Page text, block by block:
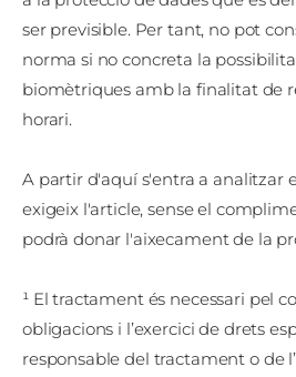
ser previsible. Per tant, no pot
norma si no concreta la
biomètriques amb la finalitat de
horari.
A partir d'aquí s'entra a analitzar
exigeix l'article, sense el
podrà donar l'aixecament de la
¹ El tractament és necessari pel
obligacions i l’exercici de drets
responsable del tractament o de